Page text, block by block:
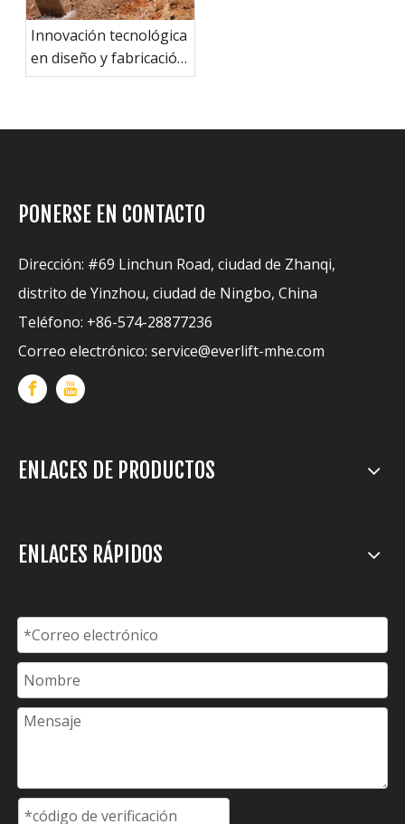
Innovación tecnológica
en diseño y fabricación
de excavadoras.
PONERSE EN CONTACTO
Dirección: #69 Linchun Road, ciudad de Zhanqi,
distrito de Yinzhou, ciudad de Ningbo, China
Teléfono: +86-574-28877236
Correo electrónico: service@everlift-mhe.com
ENLACES DE PRODUCTOS
ENLACES RÁPIDOS